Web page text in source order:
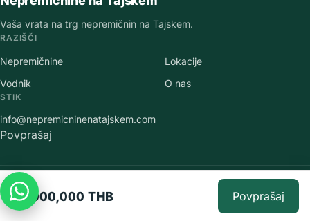
22,000,000 THB Povprašaj
Vaša vrata na trg nepremičnin na Tajskem.
RAZIŠČI
Nepremičnine
Lokacije
Vodnik
O nas
STIK
info@nepremicninenatajskem.com
Povprašaj
© 2026 Nepremičnine na Tajskem Vse pravice pridržane.
Varstvo osebnih podatkov·